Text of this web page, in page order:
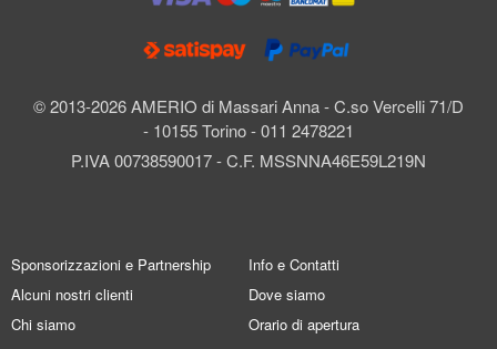
© 2013-2026 AMERIO di Massari Anna - C.so Vercelli 71/D
- 10155 Torino - 011 2478221
P.IVA 00738590017 - C.F. MSSNNA46E59L219N
Sponsorizzazioni e Partnership
Alcuni nostri clienti
Chi siamo
Info e Contatti
Dove siamo
Orario di apertura